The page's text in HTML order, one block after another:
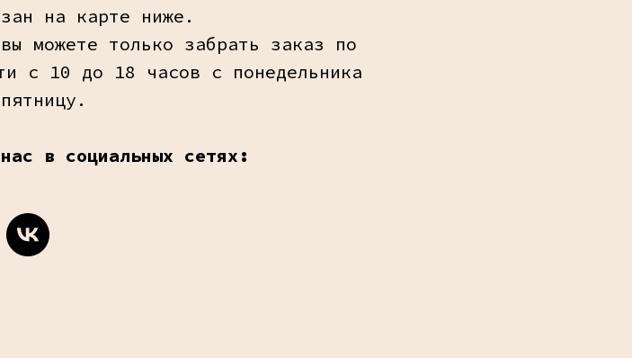
на карте ниже.
можете только забрать заказ по
с 10 до 18 часов с понедельника
в социальных сетях: